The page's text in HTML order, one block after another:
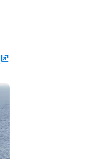
ungroup